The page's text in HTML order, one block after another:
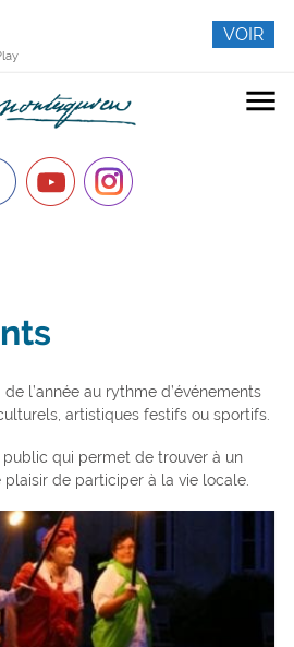
menu
l’année au rythme d’événements
artistiques festifs ou sportifs.
qui permet de trouver à un
de participer à la vie locale.
VOIR